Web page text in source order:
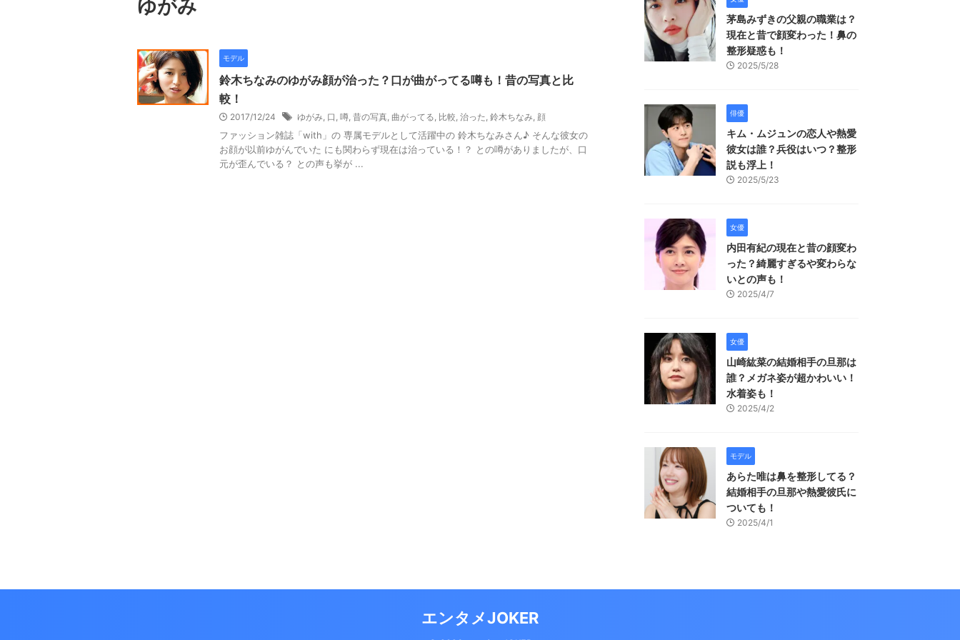
ゆがみ
モデル
鈴木ちなみのゆがみ顔が治った？口が曲がってる噂も！昔の写真と比
較！
2017/12/24 ゆがみ, 口 , 噂, 昔の写真, 曲がってる, 比較, 治った, 鈴木ちなみ, 顔
ファッション雑誌「with」の 専属モデルとして活躍中の 鈴木ちなみさん♪ そんな彼女の
お顔が以前ゆがんでいた にも関わらず現在は治っている！？ との噂がありましたが、口
元が歪んでいる？ との声も挙が ...
茅島みずきの父親の職業は？
現在と昔で顔変わった！鼻の
整形疑惑も！
2025/5/28
俳優
キム・ムジュンの恋人や熱愛
彼女は誰？兵役はいつ？整形
説も浮上！
2025/5/23
女優
内田有紀の現在と昔の顔変わ
った？綺麗すぎるや変わらな
いとの声も！
2025/4/7
女優
山崎紘菜の結婚相手の旦那は
誰？メガネ姿が超かわいい！
水着姿も！
2025/4/2
モデル
あらた唯は鼻を整形してる？
結婚相手の旦那や熱愛彼氏に
ついても！
2025/4/1
エンタメJOKER